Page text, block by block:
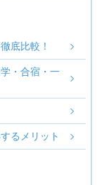
底比較！
・合宿・一
るメリット